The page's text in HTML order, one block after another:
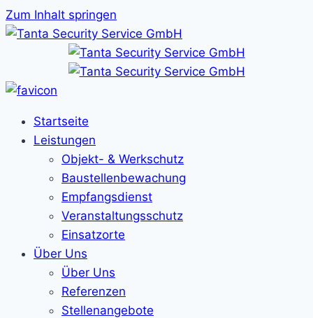
Zum Inhalt springen
Startseite
Leistungen
Objekt- & Werkschutz
Baustellenbewachung
Empfangsdienst
Veranstaltungsschutz
Einsatzorte
Über Uns
Über Uns
Referenzen
Stellenangebote